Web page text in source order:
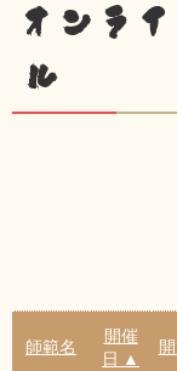
オンラ
ル
師範名
開催
日 ▲